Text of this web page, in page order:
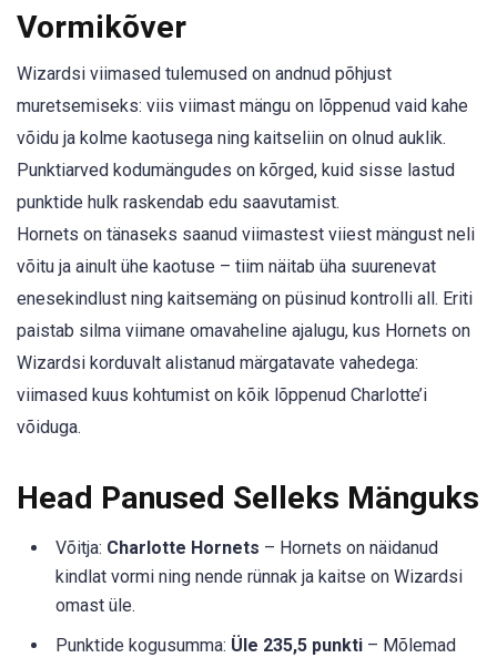
Vormikõver
Wizardsi viimased tulemused on andnud põhjust
muretsemiseks: viis viimast mängu on lõppenud vaid kahe
võidu ja kolme kaotusega ning kaitseliin on olnud auklik.
Punktiarved kodumängudes on kõrged, kuid sisse lastud
punktide hulk raskendab edu saavutamist.
Hornets on tänaseks saanud viimastest viiest mängust neli
võitu ja ainult ühe kaotuse – tiim näitab üha suurenevat
enesekindlust ning kaitsemäng on püsinud kontrolli all. Eriti
paistab silma viimane omavaheline ajalugu, kus Hornets on
Wizardsi korduvalt alistanud märgatavate vahedega:
viimased kuus kohtumist on kõik lõppenud Charlotte’i
võiduga.
Head Panused Selleks Mänguks
Võitja: Charlotte Hornets – Hornets on näidanud
kindlat vormi ning nende rünnak ja kaitse on Wizardsi
omast üle.
Punktide kogusumma: Üle 235,5 punkti – Mõlemad